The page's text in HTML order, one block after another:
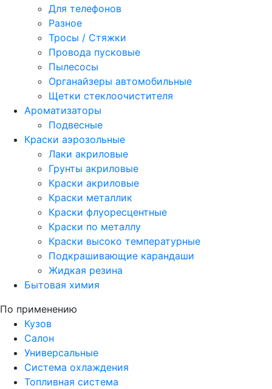
Для телефонов
Разное
Тросы / Стяжки
Провода пусковые
Пылесосы
Органайзеры автомобильные
Щетки стеклоочистителя
Ароматизаторы
Подвесные
Краски аэрозольные
Лаки акриловые
Грунты акриловые
Краски акриловые
Краски металлик
Краски флуоресцентные
Краски по металлу
Краски высоко температурные
Подкрашивающие карандаши
Жидкая резина
Бытовая химия
По применению
Кузов
Салон
Универсальные
Система охлаждения
Топливная система